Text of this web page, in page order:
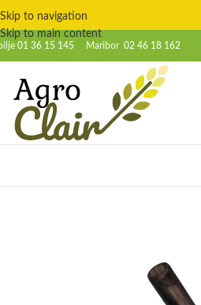
Skip to navigation
Skip to main content
01 36 15 145 Maribor 02 46 18 162